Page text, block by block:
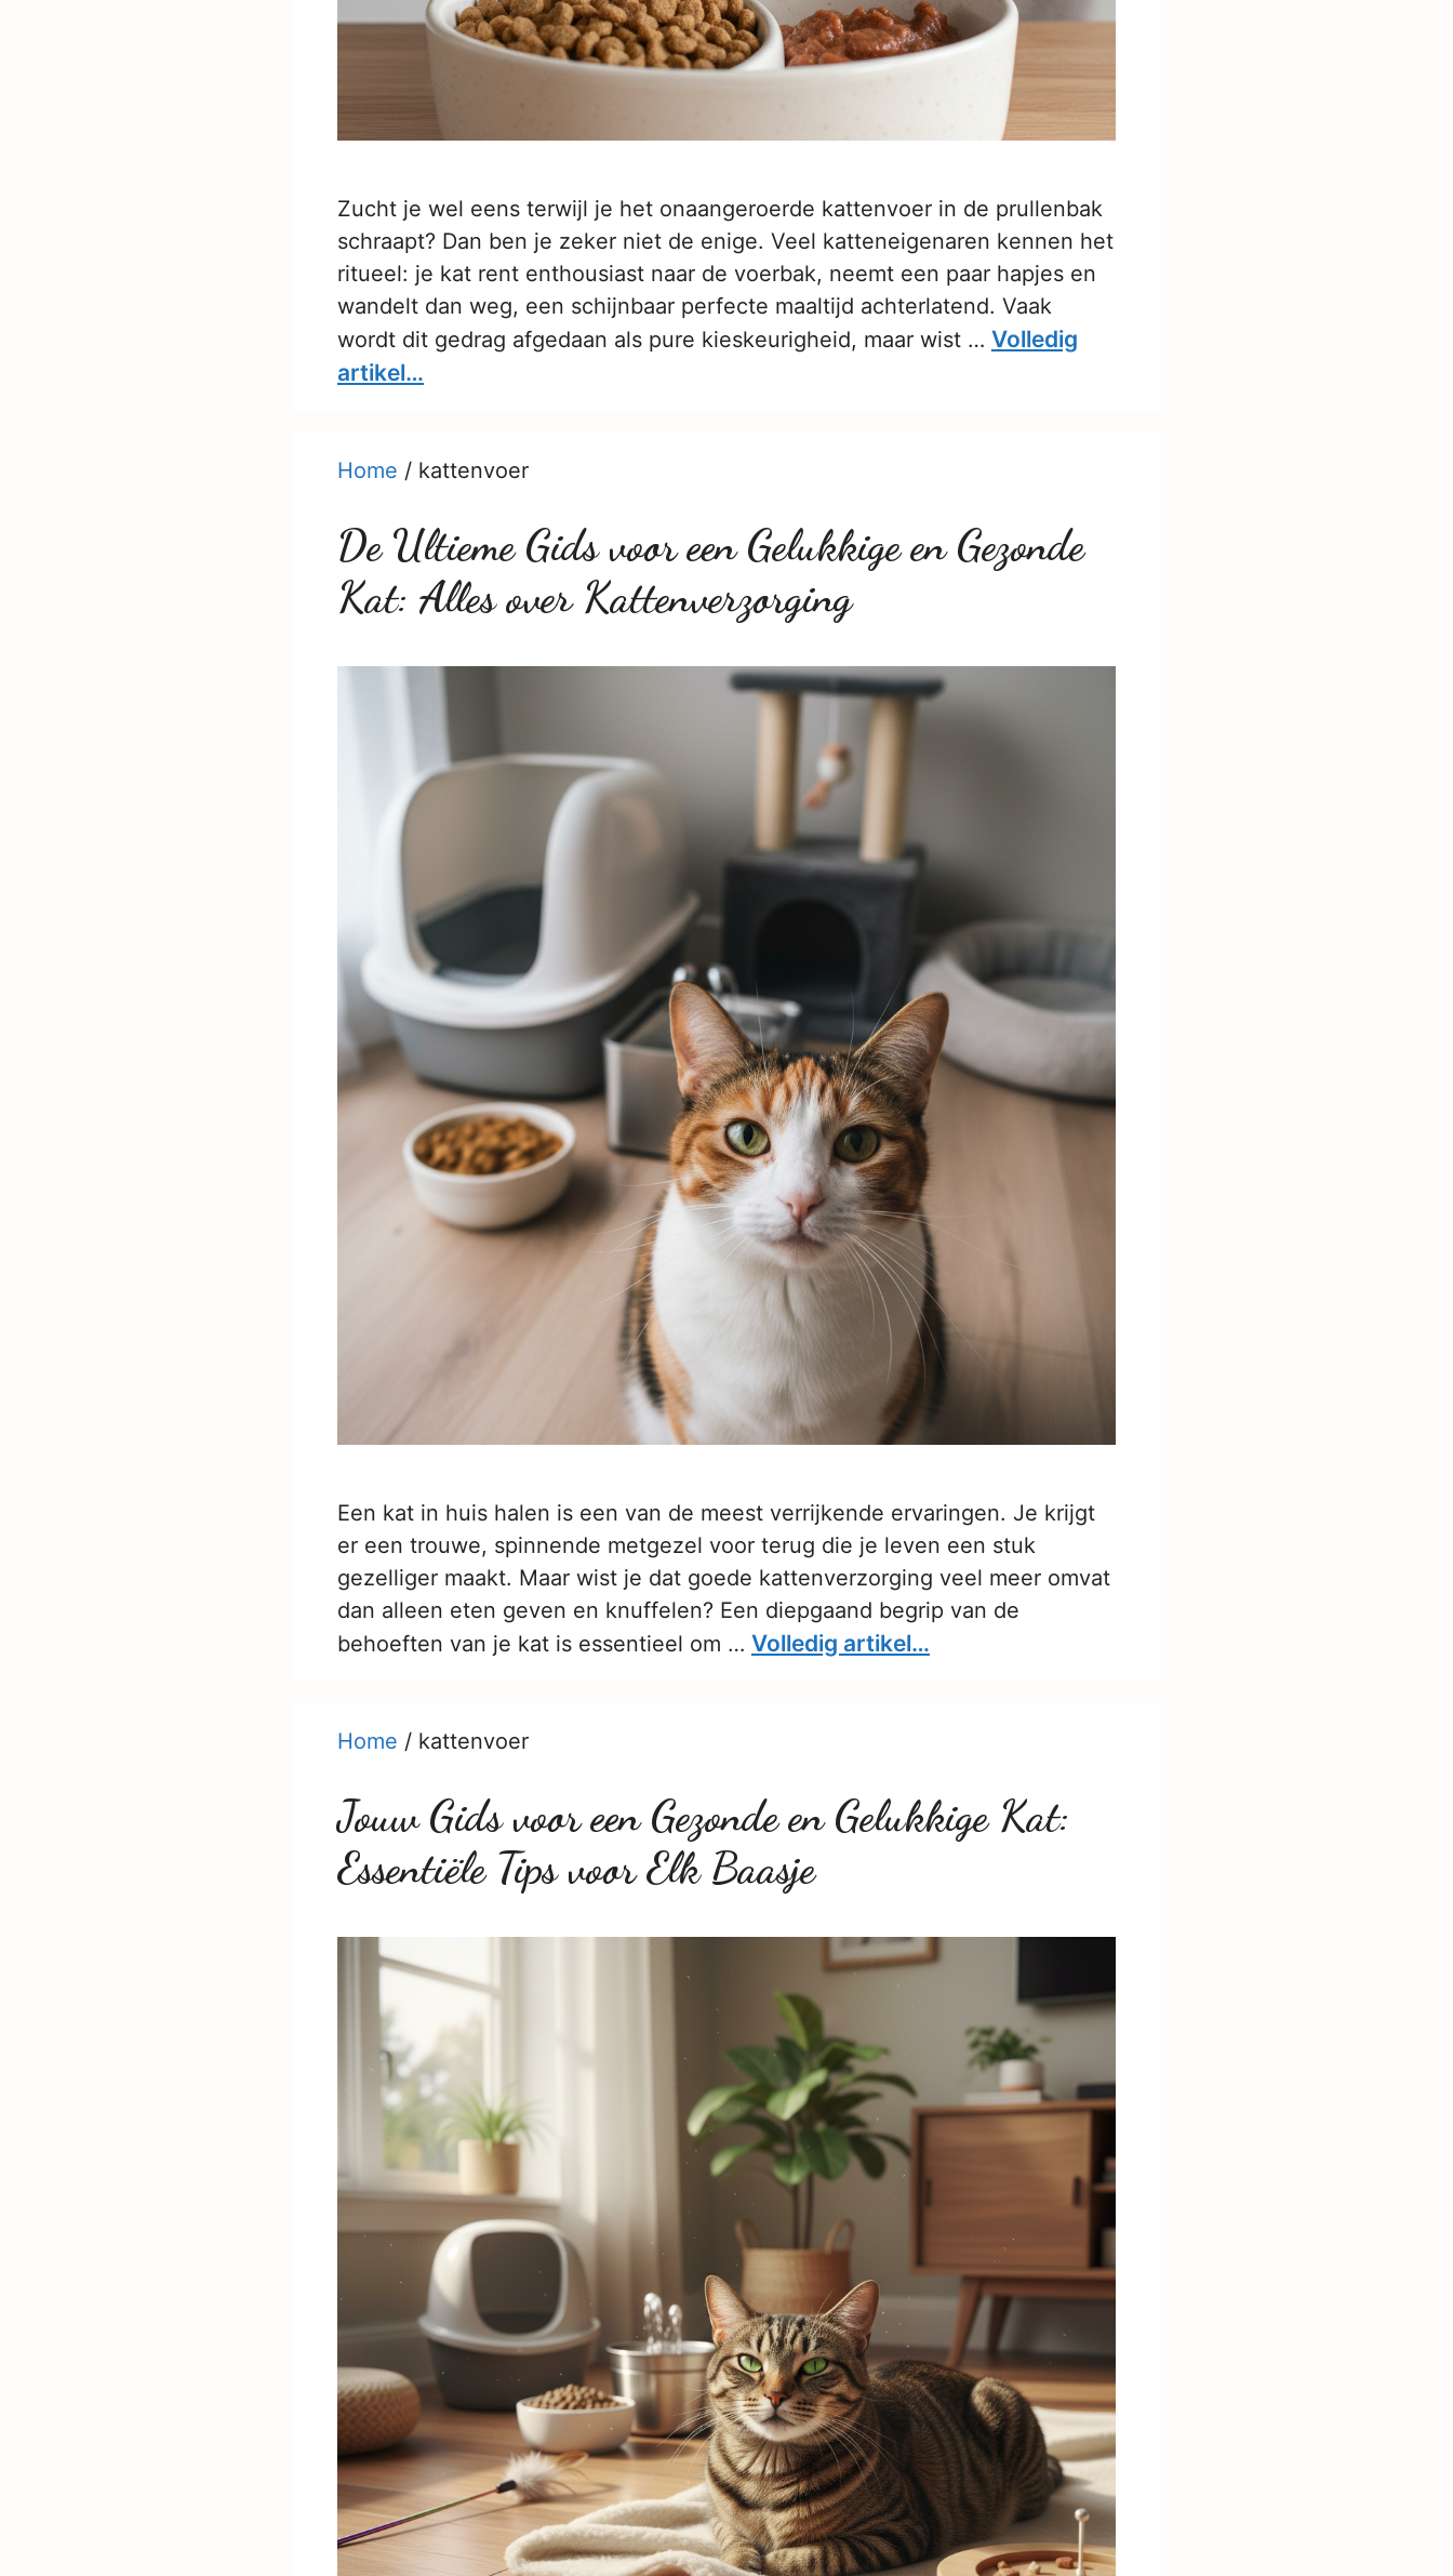
Zucht je wel eens terwijl je het onaangeroerde kattenvoer in de prullenbak
schraapt? Dan ben je zeker niet de enige. Veel katteneigenaren kennen het
ritueel: je kat rent enthousiast naar de voerbak, neemt een paar hapjes en
wandelt dan weg, een schijnbaar perfecte maaltijd achterlatend. Vaak
wordt dit gedrag afgedaan als pure kieskeurigheid, maar wist … Volledig
artikel…
Home / kattenvoer
De Ultieme Gids voor een Gelukkige en Gezonde
Kat: Alles over Kattenverzorging
Een kat in huis halen is een van de meest verrijkende ervaringen. Je krijgt
er een trouwe, spinnende metgezel voor terug die je leven een stuk
gezelliger maakt. Maar wist je dat goede kattenverzorging veel meer omvat
dan alleen eten geven en knuffelen? Een diepgaand begrip van de
behoeften van je kat is essentieel om … Volledig artikel…
Home / kattenvoer
Jouw Gids voor een Gezonde en Gelukkige Kat:
Essentiële Tips voor Elk Baasje